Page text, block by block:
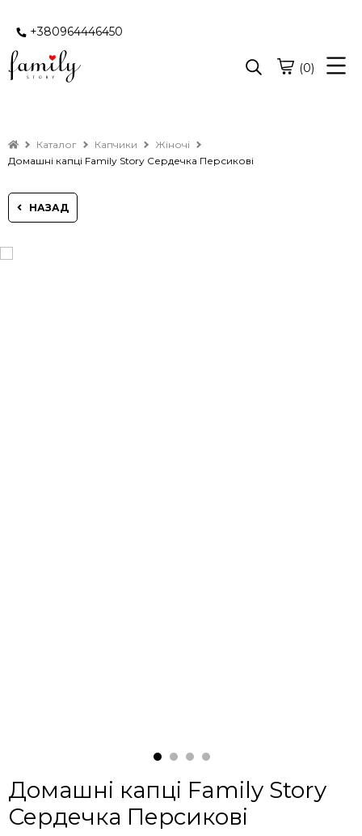
+380964446450
(0)
Каталог Капчики
Жіночі
Домашні капці Family Story Сердечка Персикові
НАЗАД
Домашні капці Family Story
Сердечка Персикові